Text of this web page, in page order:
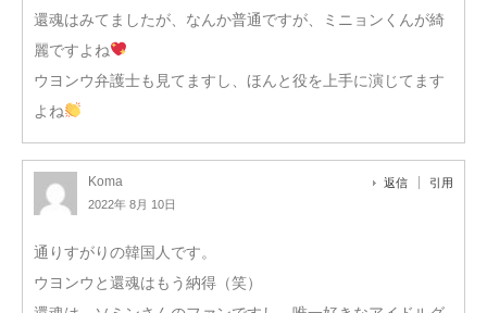
還魂はみてましたが、なんか普通ですが、ミニョンくんが綺
麗ですよね
ウヨンウ弁護士も見てますし、ほんと役を上手に演じてます
よね
Koma
2022年 8月 10日
返信 引用
通りすがりの韓国人です。
ウヨンウと還魂はもう納得（笑）